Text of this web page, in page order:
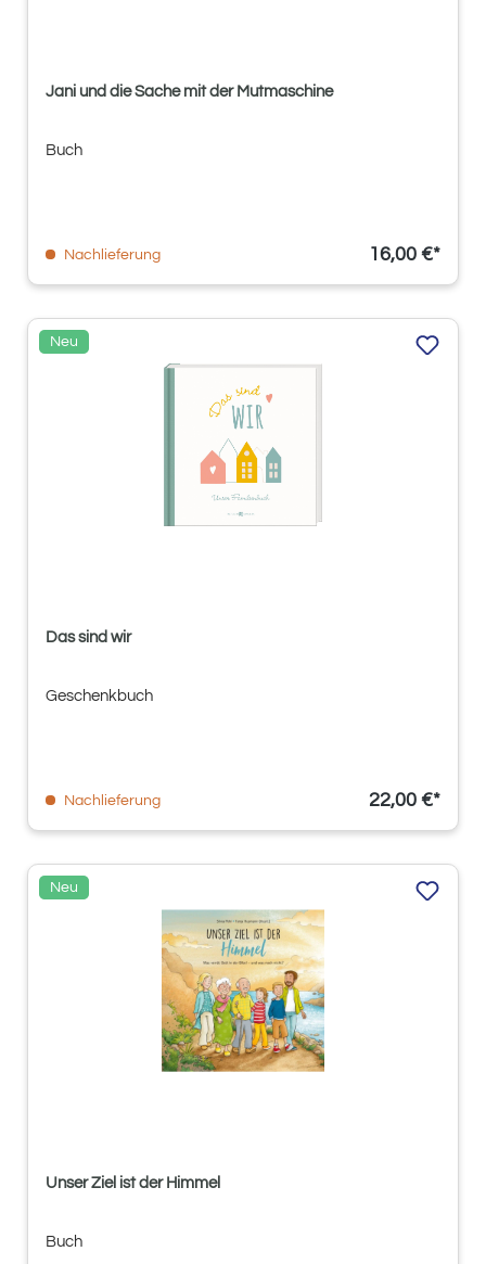
Jani und die Sache mit der Mutmaschine
Buch
Nachlieferung 16,00 €*
Neu
Das sind wir
Geschenkbuch
Nachlieferung 22,00 €*
Neu
Unser Ziel ist der Himmel
Buch